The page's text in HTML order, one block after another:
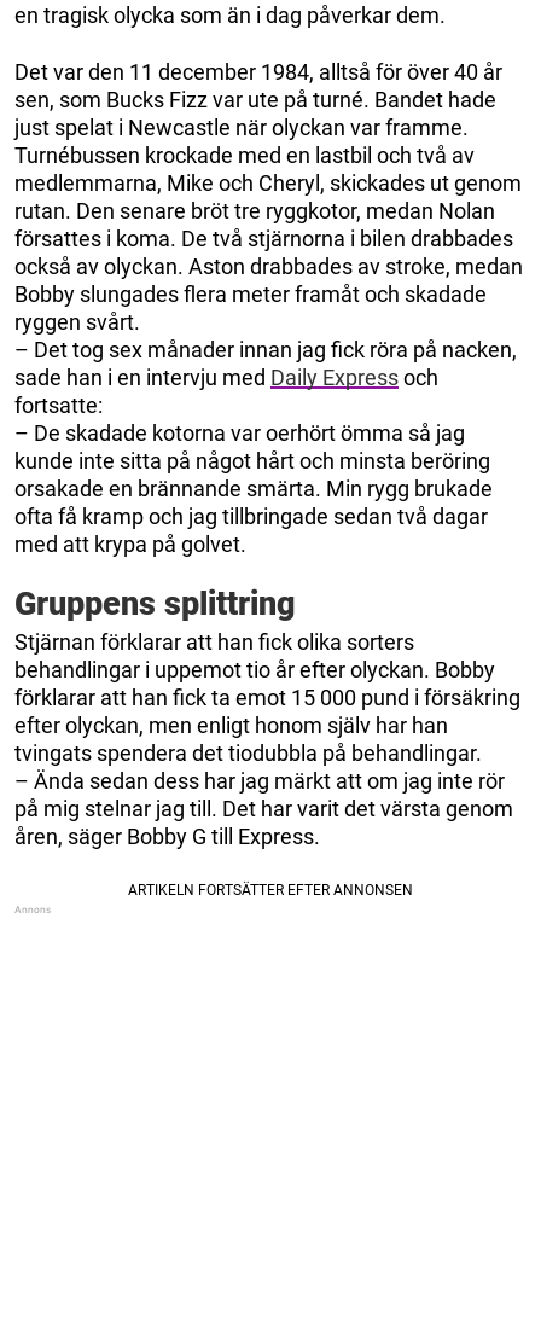
en tragisk olycka som än i dag påverkar dem.
Det var den 11 december 1984, alltså för över 40 år
sen, som Bucks Fizz var ute på turné. Bandet hade
just spelat i Newcastle när olyckan var framme.
Turnébussen krockade med en lastbil och två av
medlemmarna, Mike och Cheryl, skickades ut genom
rutan. Den senare bröt tre ryggkotor, medan Nolan
försattes i koma. De två stjärnorna i bilen drabbades
också av olyckan. Aston drabbades av stroke, medan
Bobby slungades flera meter framåt och skadade
ryggen svårt.
– Det tog sex månader innan jag fick röra på nacken,
sade han i en intervju med Daily Expressoch
fortsatte:
– De skadade kotorna var oerhört ömma så jag
kunde inte sitta på något hårt och minsta beröring
orsakade en brännande smärta. Min rygg brukade
ofta få kramp och jag tillbringade sedan två dagar
med att krypa på golvet.
Gruppens splittring
Stjärnan förklarar att han fick olika sorters
behandlingar i uppemot tio år efter olyckan. Bobby
förklarar att han fick ta emot 15 000 pund i försäkring
efter olyckan, men enligt honom själv har han
tvingats spendera det tiodubbla på behandlingar.
– Ända sedan dess har jag märkt att om jag inte rör
på mig stelnar jag till. Det har varit det värsta genom
åren, säger Bobby G till Express.